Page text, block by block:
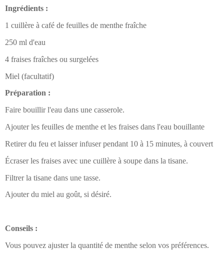
Ingrédients :
1 cuillère à café de feuilles de menthe fraîche
250 ml d'eau
4 fraises fraîches ou surgelées
Miel (facultatif)
Préparation :
Faire bouillir l'eau dans une casserole.
Ajouter les feuilles de menthe et les fraises dans l'eau bouillante
Retirer du feu et laisser infuser pendant 10 à 15 minutes, à couvert
Écraser les fraises avec une cuillère à soupe dans la tisane.
Filtrer la tisane dans une tasse.
Ajouter du miel au goût, si désiré.
Conseils :
Vous pouvez ajuster la quantité de menthe selon vos préférences.